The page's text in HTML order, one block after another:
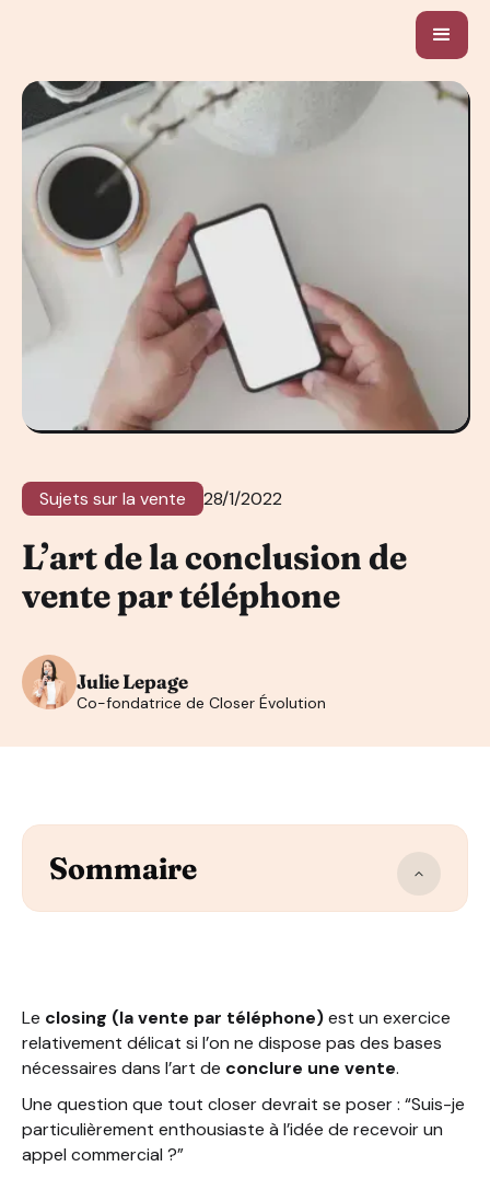
Sujets sur la vente 28/1/2022
L’art de la conclusion de
vente par téléphone
Julie Lepage
Co-fondatrice de Closer Évolution
Sommaire
Le closing (la vente par téléphone)est un exercice
relativement délicat si l’on ne dispose pas des bases
nécessaires dans l’art de conclure une vente.
Une question que tout closer devrait se poser : “Suis-je
particulièrement enthousiaste à l’idée de recevoir un
appel commercial ?”